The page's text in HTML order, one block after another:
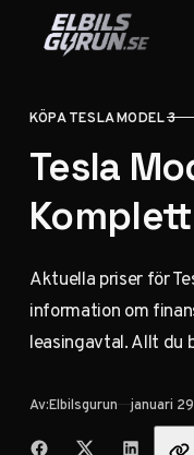
Hoppa till innehåll
KATEGORI
KÖPA TESLA MODEL 3
Tesla
Aktuella priser för
information om
leasingavtal. Allt du
Av:Elbilsgurun januari
Dela med vänner